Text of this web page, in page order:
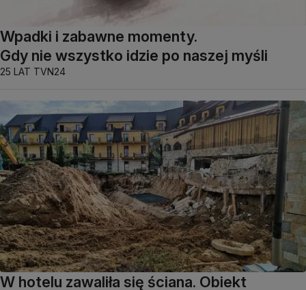
Wpadki i zabawne momenty.
Gdy nie wszystko idzie po naszej myśli
25 LAT TVN24
W hotelu zawaliła się ściana. Obiekt